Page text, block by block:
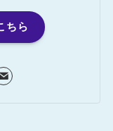
ちら